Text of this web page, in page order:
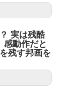
実は残酷
感動作だと
残す邦画を